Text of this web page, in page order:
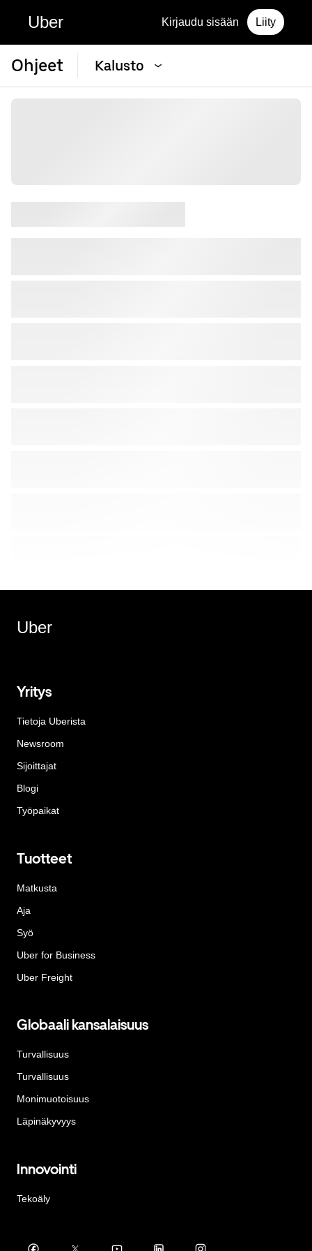
Uber Kirjaudu sisään Liity
Ohjeet Kalusto
Uber
Yritys
Tietoja Uberista
Newsroom
Sijoittajat
Blogi
Työpaikat
Tuotteet
Matkusta
Aja
Syö
Uber for Business
Uber Freight
Globaali kansalaisuus
Turvallisuus
Turvallisuus
Monimuotoisuus
Läpinäkyvyys
Innovointi
Tekoäly